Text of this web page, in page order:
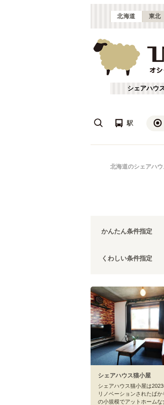
北海道 東北
シェアハウ
駅
札幌・石狩 (17)
あ行
北海道のシェアハウ
かんたん条件指定
くわしい条件指定
シェアハウス猫小屋
シェアハウス猫小屋は
リノベーションされたばか
の小規模でアットホームな